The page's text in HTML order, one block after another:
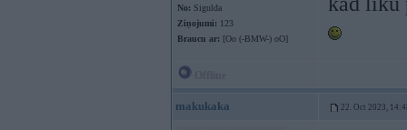
No: Sigulda
Ziņojumi: 123
Braucu ar: [Oo (-BMW-) oO]
makukaka 22. Oct 2023,